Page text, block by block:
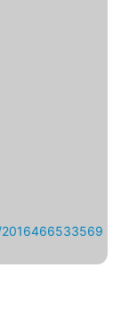
2016466533569